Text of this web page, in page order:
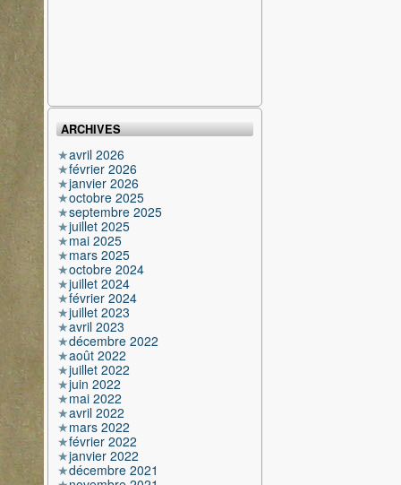
ARCHIVES
avril 2026
février 2026
janvier 2026
octobre 2025
septembre 2025
juillet 2025
mai 2025
mars 2025
octobre 2024
juillet 2024
février 2024
juillet 2023
avril 2023
décembre 2022
août 2022
juillet 2022
juin 2022
mai 2022
avril 2022
mars 2022
février 2022
janvier 2022
décembre 2021